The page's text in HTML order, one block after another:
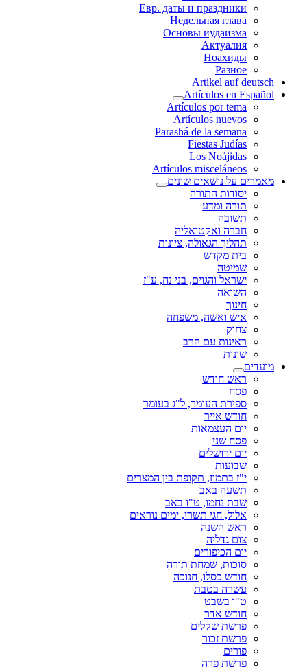
Евр. даты и праздники
Недельная глава
Основы иудаизма
Актуалия
Ноахиды
Разное
Artikel auf deutsch
Artículos en Español
Artículos por tema
Artículos nuevos
Parashá de la semana
Fiestas Judías
Los Noájidas
Artículos misceláneos
מאמרים על נושאים שונים
יסודות התורה
תורה ומדע
תשובה
חברה ואקטואליה
תהליך הגאולה, ציונות
בית מקדש
שמיטה
ישראל והגוים, בני נח, ע"ז
השואה
חינוך
איש ואשה, משפחה
צחוק
ראינות עם הרב
שונות
מועדים
ראש חודש
פסח
ספירת העומר, ל"ג בעומר
חודש אייר
יום העצמאות
פסח שני
יום ירושלים
שבועות
י"ז בתמוז, תקופת בין המצרים
תשעה באב
שבת נחמו, ט"ו באב
אלול, חגי תשרי, ימים נוראים
ראש השנה
צום גדליה
יום הכיפורים
סוכות, שמחת תורה
חודש כסלו, חנוכה
עשרה בטבת
ט"ו בשבט
חודש אדר
פרשת שקלים
פרשת זכור
פורים
פרשת פרה